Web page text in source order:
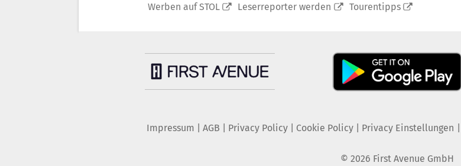
Werben auf STOL Leserreporter werden Tourentipps
Impressum AGB Privacy Policy| Cookie Policy| Privacy Einstellungen
© 2026 First Avenue GmbH